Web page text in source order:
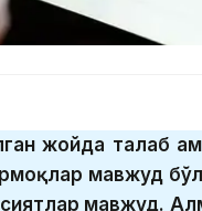
жойда талаб
мавжуд
мавжуд.